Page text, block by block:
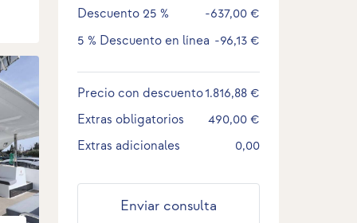
Descuento 25 %
-637,00 €
5 % Descuento en línea -96,13 €
Precio con descuento1.816,88 €
Extras obligatorios
490,00 €
Extras adicionales
0,00
Enviar consulta